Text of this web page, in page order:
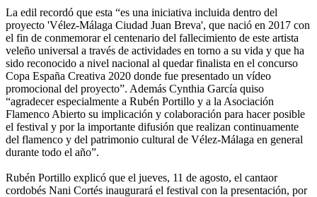
La edil recordó que esta “es una iniciativa incluida dentro del
proyecto 'Vélez-Málaga Ciudad Juan Breva', que nació en 2017 con
el fin de conmemorar el centenario del fallecimiento de este artista
veleño universal a través de actividades en torno a su vida y que ha
sido reconocido a nivel nacional al quedar finalista en el concurso
Copa España Creativa 2020 donde fue presentado un vídeo
promocional del proyecto”. Además Cynthia García quiso
“agradecer especialmente a Rubén Portillo y a la Asociación
Flamenco Abierto su implicación y colaboración para hacer posible
el festival y por la importante difusión que realizan continuamente
del flamenco y del patrimonio cultural de Vélez-Málaga en general
durante todo el año”.
Rubén Portillo explicó que el jueves, 11 de agosto, el cantaor
cordobés Nani Cortés inaugurará el festival con la presentación, por